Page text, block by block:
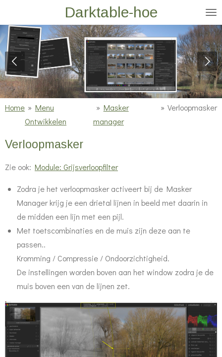
direct
naar
de
hoofdinhoud
Darktable-hoe
Home » Menu
Ontwikkelen
» Masker
manager
» Verloopmasker
Verloopmasker
Zie ook: Module: Grijsverloopfilter
Zodra je het verloopmasker activeert bij de Masker
Manager krijg je een drietal lijnen in beeld met daarin in
de midden een lijn met een pijl.
Met toetscombinaties en de muis zijn deze aan te
passen..
Kromming / Compressie / Ondoorzichtigheid.
De instellingen worden boven aan het window zodra je de
muis boven een van de lijnen zet.